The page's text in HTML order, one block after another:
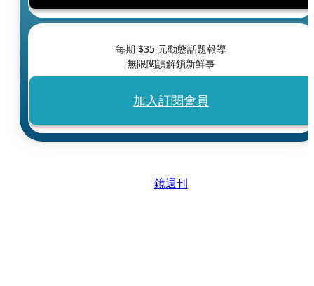
每期 $35 元動態話題報導
無限閱讀解鎖新鮮事
加入訂閱會員
鏡週刊